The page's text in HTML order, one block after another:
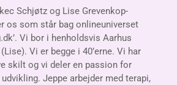
Schjøtz og Lise Grevenkop-
os som står bag onlineuniverset
Vi bor i henholdsvis Aarhus
Vi er begge i 40’erne. Vi har
skilt og vi deler en passion for
Jeppe arbejder med terapi,